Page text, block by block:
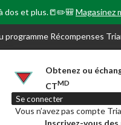
dos et plus.📒✏️🎒Magasinez
programme Récompenses
Obtenez ou
CTMD
Se connecter
Vous n’avez pas compte
en Classe Party City